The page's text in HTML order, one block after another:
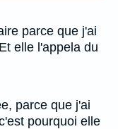
parce que j'ai
elle l'appela du
parce que j'ai
pourquoi elle